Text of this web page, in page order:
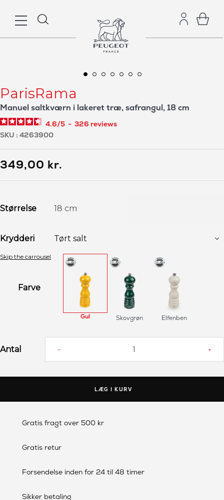
ParisRama
Manuel saltkværn i lakeret træ, safrangul, 18 cm
SKU 4263900
4.6/5 - 326 reviews
349,00 kr.
Størrelse
Krydderi
Skip the carrousel
Farve
Gul Skovgrøn Elfenben
Antal – +
LÆG I KURV
Gratis fragt over 500 kr
Gratis retur
Forsendelse inden for 24 til 48 timer
Sikker betaling